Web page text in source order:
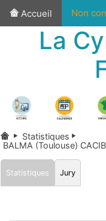
Accueil Non
La
Statistiques
BALMA (Toulouse)
Statistiques Jury